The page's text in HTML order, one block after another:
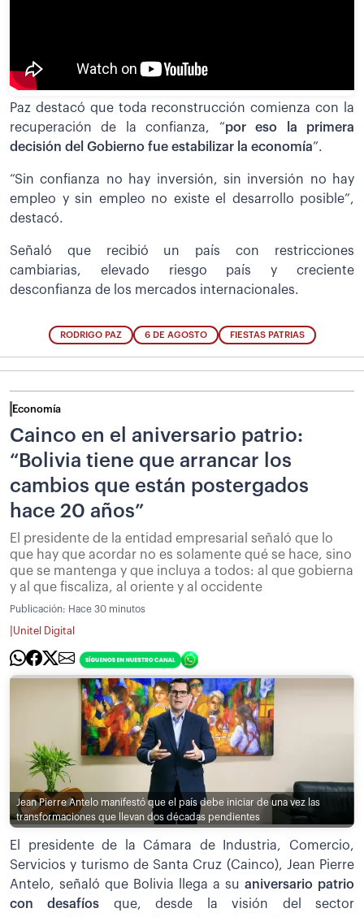
Paz destacó que toda reconstrucción comienza con la
recuperación de la confianza, “por eso la primera
decisión del Gobierno fue estabilizar la economía”.
“Sin confianza no hay inversión, sin inversión no hay
empleo y sin empleo no existe el desarrollo posible”,
destacó.
Señaló que recibió un país con restricciones
cambiarias, elevado riesgo país y creciente
desconfianza de los mercados internacionales.
RODRIGO PAZ 6 DE AGOSTO FIESTAS PATRIAS
Economía
Cainco en el aniversario patrio:
“Bolivia tiene que arrancar los
cambios que están postergados
hace 20 años”
El presidente de la entidad empresarial señaló que lo
que hay que acordar no es solamente qué se hace, sino
que se mantenga y que incluya a todos: al que gobierna
y al que fiscaliza, al oriente y al occidente
Publicación: Hace 30 minutos
Unitel Digital
Jean Pierre Antelo manifestó que el país debe iniciar de una vez las
transformaciones que llevan dos décadas pendientes
El presidente de la Cámara de Industria, Comercio,
Servicios y turismo de Santa Cruz (Cainco), Jean Pierre
Antelo, señaló que Bolivia llega a su aniversario patrio
con desafíos que, desde la visión del sector